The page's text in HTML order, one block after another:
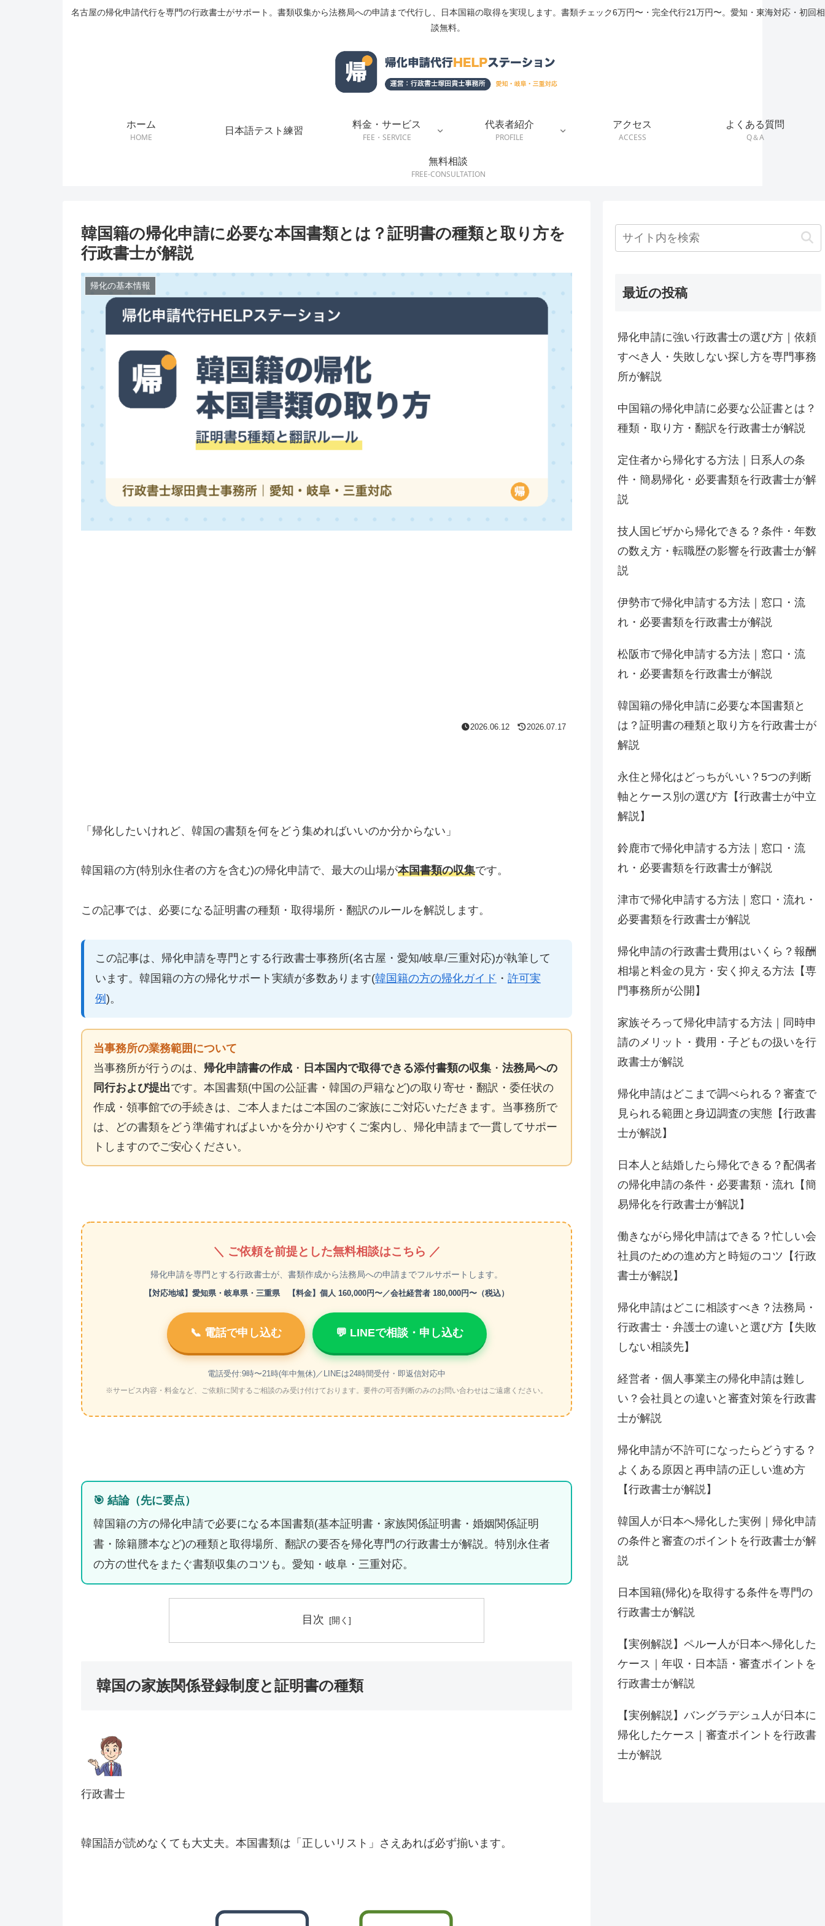
名古屋の帰化申請代行を専門の行政書士がサポート。書類収集から法務局への申請まで代行し、日本国籍の取得を実現します。書類チェック6万円〜・完全代行21万円〜。愛知・東海対応・初回相
談無料。
ホーム
HOME
日本語テスト練習
料金・サービス
FEE・SERVICE
代表者紹介
PROFILE
アクセス
ACCESS
よくある質問
Q＆A
無料相談
FREE-CONSULTATION
韓国籍の帰化申請に必要な本国書類とは？証明書の種類と取り方を
行政書士が解説
帰化の基本情報
2026.06.12 2026.07.17
「帰化したいけれど、韓国の書類を何をどう集めればいいのか分からない」
韓国籍の方(特別永住者の方を含む)の帰化申請で、最大の山場が本国書類の収集です。
この記事では、必要になる証明書の種類・取得場所・翻訳のルールを解説します。
この記事は、帰化申請を専門とする行政書士事務所(名古屋・愛知/岐阜/三重対応)が執筆して
います。韓国籍の方の帰化サポート実績が多数あります(韓国籍の方の帰化ガイド ・ 許可実
例 )。
当事務所の業務範囲について
当事務所が行うのは、 帰化申請書の作成 ・ 日本国内で取得できる添付書類の収集 ・ 法務局への
同行および提出です。本国書類(中国の公証書・韓国の戸籍など)の取り寄せ・翻訳・委任状の
作成・領事館での手続きは、ご本人またはご本国のご家族にご対応いただきます。当事務所で
は、どの書類をどう準備すればよいかを分かりやすくご案内し、帰化申請まで一貫してサポー
トしますのでご安心ください。
＼ ご依頼を前提とした無料相談はこちら ／
帰化申請を専門とする行政書士が、書類作成から法務局への申請までフルサポートします。
【対応地域】愛知県・岐阜県・三重県 【料金】個人 160,000円〜／会社経営者 180,000円〜（税込）
📞 電話で申し込む 💬 LINEで相談・申し込む
電話受付:9時〜21時(年中無休)／LINEは24時間受付・即返信対応中
※サービス内容・料金など、ご依頼に関するご相談のみ受け付けております。要件の可否判断のみのお問い合わせはご遠慮ください。
🎯 結論（先に要点）
韓国籍の方の帰化申請で必要になる本国書類(基本証明書・家族関係証明書・婚姻関係証明
書・除籍謄本など)の種類と取得場所、翻訳の要否を帰化専門の行政書士が解説。特別永住者
の方の世代をまたぐ書類収集のコツも。愛知・岐阜・三重対応。
目次
韓国の家族関係登録制度と証明書の種類
行政書士
韓国語が読めなくても大丈夫。本国書類は「正しいリスト」さえあれば必ず揃います。
最近の投稿
帰化申請に強い行政書士の選び方｜依頼
すべき人・失敗しない探し方を専門事務
所が解説
中国籍の帰化申請に必要な公証書とは？
種類・取り方・翻訳を行政書士が解説
定住者から帰化する方法｜日系人の条
件・簡易帰化・必要書類を行政書士が解
説
技人国ビザから帰化できる？条件・年数
の数え方・転職歴の影響を行政書士が解
説
伊勢市で帰化申請する方法｜窓口・流
れ・必要書類を行政書士が解説
松阪市で帰化申請する方法｜窓口・流
れ・必要書類を行政書士が解説
韓国籍の帰化申請に必要な本国書類と
は？証明書の種類と取り方を行政書士が
解説
永住と帰化はどっちがいい？5つの判断
軸とケース別の選び方【行政書士が中立
解説】
鈴鹿市で帰化申請する方法｜窓口・流
れ・必要書類を行政書士が解説
津市で帰化申請する方法｜窓口・流れ・
必要書類を行政書士が解説
帰化申請の行政書士費用はいくら？報酬
相場と料金の見方・安く抑える方法【専
門事務所が公開】
家族そろって帰化申請する方法｜同時申
請のメリット・費用・子どもの扱いを行
政書士が解説
帰化申請はどこまで調べられる？審査で
見られる範囲と身辺調査の実態【行政書
士が解説】
日本人と結婚したら帰化できる？配偶者
の帰化申請の条件・必要書類・流れ【簡
易帰化を行政書士が解説】
働きながら帰化申請はできる？忙しい会
社員のための進め方と時短のコツ【行政
書士が解説】
帰化申請はどこに相談すべき？法務局・
行政書士・弁護士の違いと選び方【失敗
しない相談先】
経営者・個人事業主の帰化申請は難し
い？会社員との違いと審査対策を行政書
士が解説
帰化申請が不許可になったらどうする？
よくある原因と再申請の正しい進め方
【行政書士が解説】
韓国人が日本へ帰化した実例｜帰化申請
の条件と審査のポイントを行政書士が解
説
日本国籍(帰化)を取得する条件を専門の
行政書士が解説
【実例解説】ペルー人が日本へ帰化した
ケース｜年収・日本語・審査ポイントを
行政書士が解説
【実例解説】バングラデシュ人が日本に
帰化したケース｜審査ポイントを行政書
士が解説